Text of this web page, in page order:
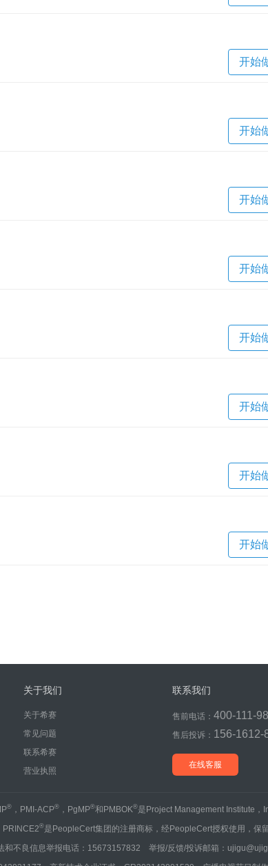
开始
开始
开始
开始
开始
开始
开始
开始
关于我们
关于希赛
常见问题
联系希赛
营业执照
联系我们
售前电话： 400-111-
售后投诉： 156-1612-
在线客服
®，PMI-ACP®，PgMP®和PMBOK®是Project Management Institute，
PRINCE2®是PeopleCert集团的注册商标，经PeopleCert授权使用，保
和不良信息举报电话：15673157832 举报/反馈/投诉邮箱：